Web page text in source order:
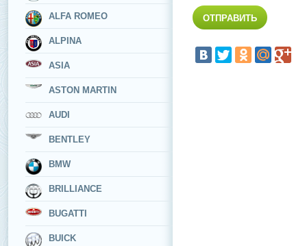
ALFA ROMEO
ALPINA
ASIA
ASTON MARTIN
AUDI
BENTLEY
BMW
BRILLIANCE
BUGATTI
BUICK